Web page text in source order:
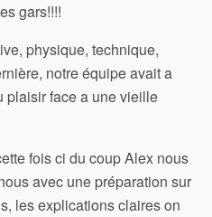
gars!!!!
physique, technique,
notre équipe avait a
face a une vieille
fois ci du coup Alex nous
avec une préparation sur
les explications claires on